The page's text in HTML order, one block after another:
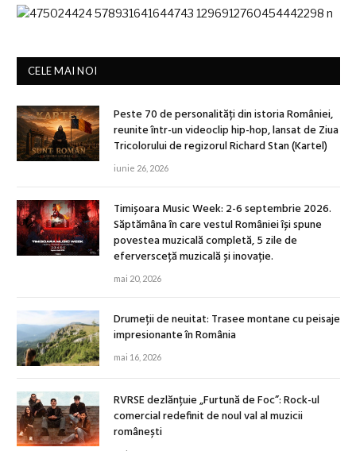
CELE MAI NOI
Peste 70 de personalități din istoria României,
reunite într-un videoclip hip-hop, lansat de Ziua
Tricolorului de regizorul Richard Stan (Kartel)
iunie 26, 2026
Timișoara Music Week: 2-6 septembrie 2026.
Săptămâna în care vestul României își spune
povestea muzicală completă, 5 zile de
eferversceță muzicală și inovație.
mai 20, 2026
Drumeții de neuitat: Trasee montane cu peisaje
impresionante în România
mai 16, 2026
RVRSE dezlănțuie „Furtună de Foc”: Rock-ul
comercial redefinit de noul val al muzicii
românești